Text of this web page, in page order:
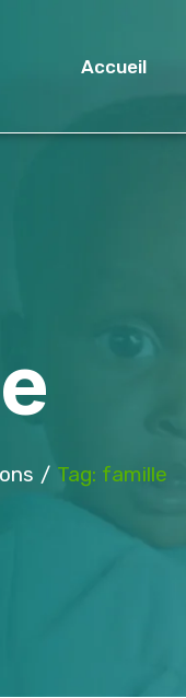
Accueil
Tag: famille